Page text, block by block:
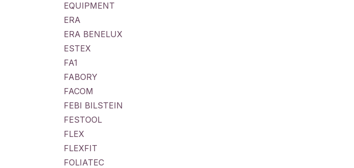
EQUIPMENT
ERA
ERA BENELUX
ESTEX
FA1
FABORY
FACOM
FEBI BILSTEIN
FESTOOL
FLEX
FLEXFIT
FOLIATEC